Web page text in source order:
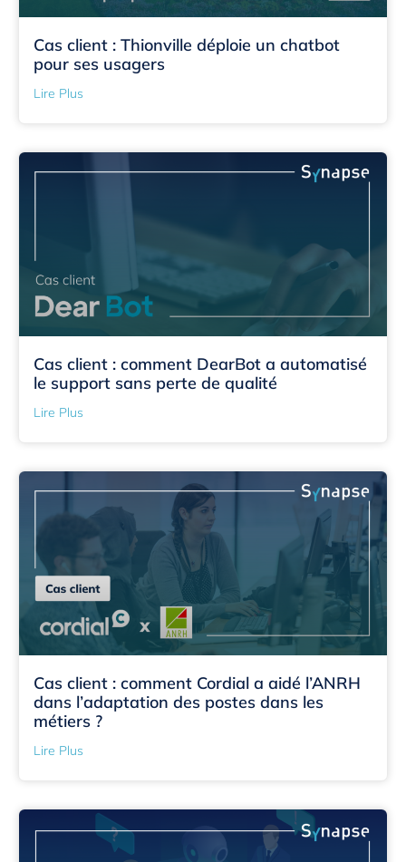
Cas client : Thionville déploie un chatbot
pour ses usagers
Lire Plus
Cas client : comment DearBot a automatisé
le support sans perte de qualité
Lire Plus
Cas client : comment Cordial a aidé l’ANRH
dans l’adaptation des postes dans les
métiers ?
Lire Plus